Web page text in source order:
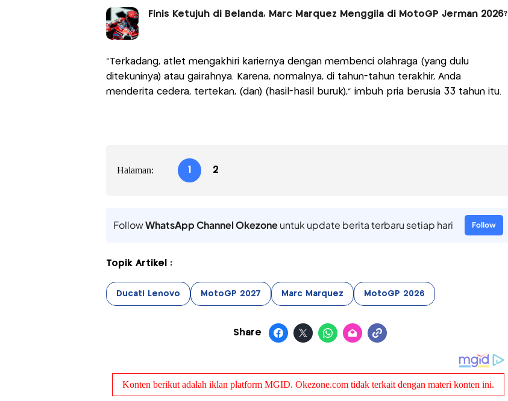
Finis Ketujuh di Belanda, Marc Marquez Menggila di MotoGP Jerman 2026?
“Terkadang, atlet mengakhiri kariernya dengan membenci olahraga (yang dulu
ditekuninya) atau gairahnya. Karena, normalnya, di tahun-tahun terakhir, Anda
menderita cedera, tertekan, (dan) (hasil-hasil buruk),” imbuh pria berusia 33 tahun itu.
Halaman: 1 2
FollowWhatsApp Channel Okezoneuntuk update berita terbaru setiap hari Follow
Topik Artikel :
Ducati Lenovo MotoGP 2027 Marc Marquez MotoGP 2026
Share